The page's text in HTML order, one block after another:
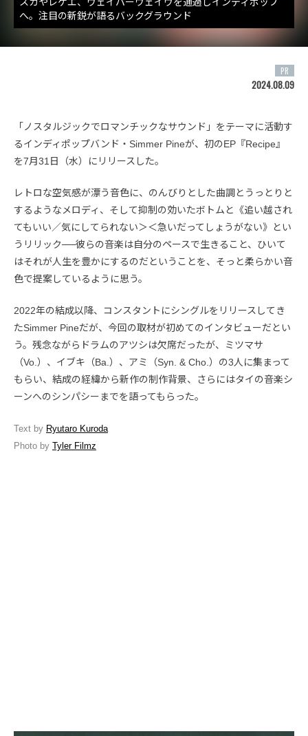
スカやレゲエ、ヴェイパーウェイヴを通過しインディポップ
へ。注目の新鋭が語るバックグラウンド
PR
2024.08.09
「ノスタルジックでロマンチックなサウンド」をテーマに活動す
るインディポップバンド・Simmer Pineが、初のEP『Recipe』
を7月31日（水）にリリースした。
レトロな空気感が漂う音色に、のんびりとした曲調とうっとりと
するようなメロディ、そして抑制の効いたボトムと《追い越され
てもいい／気にしてられない＞＜急いだってしょうがない》とい
うリリック──彼らの音楽は自分のペースで生きること、ひいて
はそれが人生を豊かにするのだということを、そっと柔らかい音
色で提案しているように思う。
2022年の結成以降、コンスタントにシングルをリリースしてき
たSimmer Pineだが、今回の取材が初めてのインタビューだとい
う。残念ながらドラムのアツシは欠席だったが、ミツマサ
（Vo.）、イブキ（Ba.）、アミ（Syn. & Cho.）の3人に集まって
もらい、結成の経緯から新作の制作背景、さらにはタイの音楽シ
ーンへのシンパシーまでを語ってもらった。
Text by Ryutaro Kuroda
Photo by Tyler Filmz